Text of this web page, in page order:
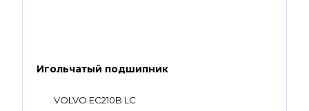
Игольчатый подшипник
VOLVO EC210B LC